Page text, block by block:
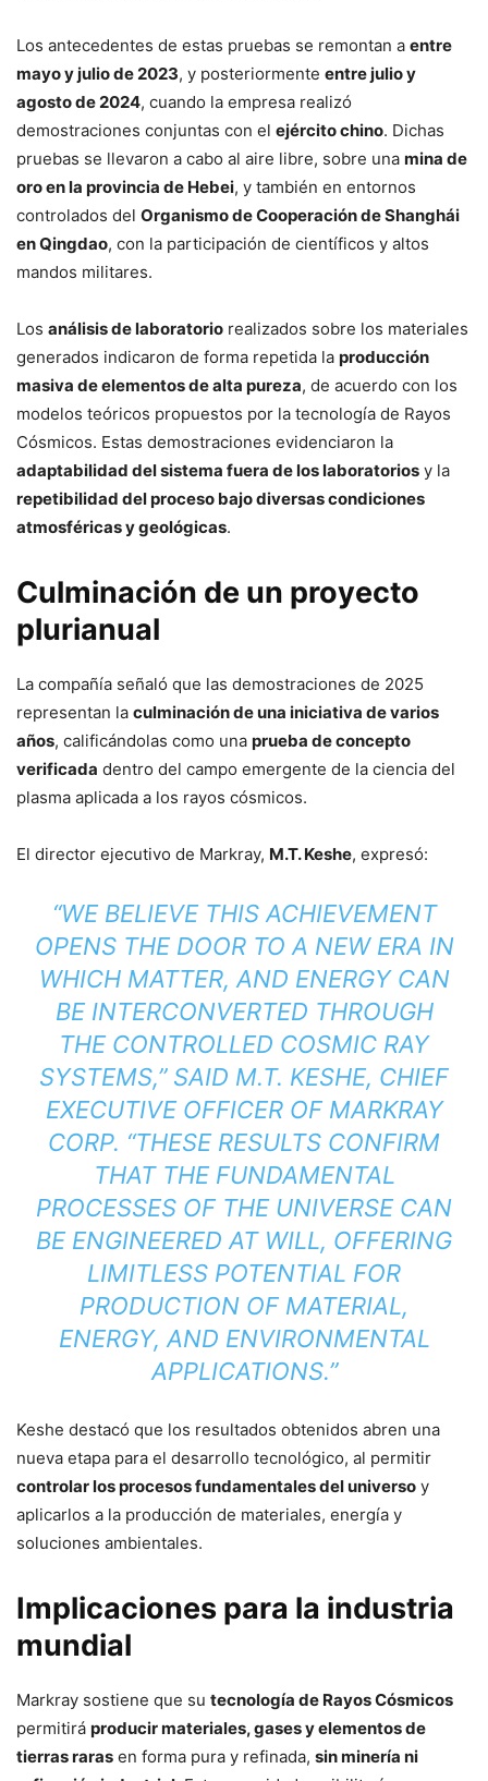
Los antecedentes de estas pruebas se remontan a entre
mayo y julio de 2023, y posteriormente entre julio y
agosto de 2024, cuando la empresa realizó
demostraciones conjuntas con el ejército chino. Dichas
pruebas se llevaron a cabo al aire libre, sobre una mina de
oro en la provincia de Hebei, y también en entornos
controlados del Organismo de Cooperación de Shanghái
en Qingdao, con la participación de científicos y altos
mandos militares.
Los análisis de laboratorio realizados sobre los materiales
generados indicaron de forma repetida la producción
masiva de elementos de alta pureza, de acuerdo con los
modelos teóricos propuestos por la tecnología de Rayos
Cósmicos. Estas demostraciones evidenciaron la
adaptabilidad del sistema fuera de los laboratorios y la
repetibilidad del proceso bajo diversas condiciones
atmosféricas y geológicas.
Culminación de un proyecto
plurianual
La compañía señaló que las demostraciones de 2025
representan la culminación de una iniciativa de varios
años, calificándolas como una prueba de concepto
verificada dentro del campo emergente de la ciencia del
plasma aplicada a los rayos cósmicos.
El director ejecutivo de Markray, M.T. Keshe, expresó:
“WE BELIEVE THIS ACHIEVEMENT
OPENS THE DOOR TO A NEW ERA IN
WHICH MATTER, AND ENERGY CAN
BE INTERCONVERTED THROUGH
THE CONTROLLED COSMIC RAY
SYSTEMS,” SAID M.T. KESHE, CHIEF
EXECUTIVE OFFICER OF MARKRAY
CORP. “THESE RESULTS CONFIRM
THAT THE FUNDAMENTAL
PROCESSES OF THE UNIVERSE CAN
BE ENGINEERED AT WILL, OFFERING
LIMITLESS POTENTIAL FOR
PRODUCTION OF MATERIAL,
ENERGY, AND ENVIRONMENTAL
APPLICATIONS.”
Keshe destacó que los resultados obtenidos abren una
nueva etapa para el desarrollo tecnológico, al permitir
controlar los procesos fundamentales del universo y
aplicarlos a la producción de materiales, energía y
soluciones ambientales.
Implicaciones para la industria
mundial
Markray sostiene que su tecnología de Rayos Cósmicos
permitirá producir materiales, gases y elementos de
tierras raras en forma pura y refinada, sin minería ni